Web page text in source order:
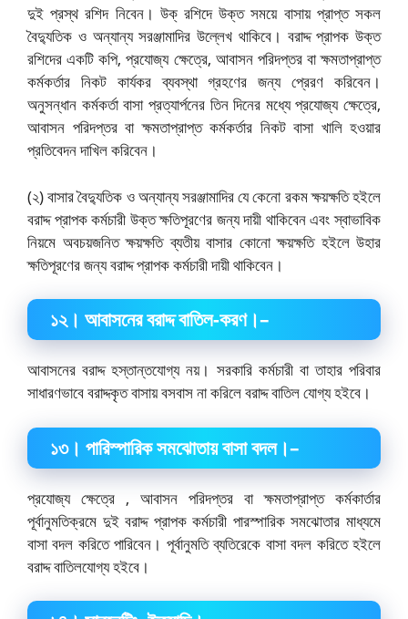
দুই প্রস্থ রশিদ নিবেন। উক্ রশিদে উক্ত সময়ে বাসায় প্রাপ্ত সকল
বৈদ্যুতিক ও অন্যান্য সরঞ্জামাদির উল্লেখ থাকিবে। বরাদ্দ প্রাপক উক্ত
রশিদের একটি কপি, প্রযোজ্য ক্ষেত্রে, আবাসন পরিদপ্তর বা ক্ষমতাপ্রাপ্ত
কর্মকর্তার নিকট কার্যকর ব্যবস্থা গ্রহণের জন্য প্রেরণ করিবেন।
অনুসন্ধান কর্মকর্তা বাসা প্রত্যার্পনের তিন দিনের মধ্যে প্রযোজ্য ক্ষেত্রে,
আবাসন পরিদপ্তর বা ক্ষমতাপ্রাপ্ত কর্মকর্তার নিকট বাসা খালি হওয়ার
প্রতিবেদন দাখিল করিবেন।
(২) বাসার বৈদ্যুতিক ও অন্যান্য সরঞ্জামাদির যে কেনো রকম ক্ষয়ক্ষতি হইলে
বরাদ্দ প্রাপক কর্মচারী উক্ত ক্ষতিপূরণের জন্য দায়ী থাকিবেন এবং স্বাভাবিক
নিয়মে অবচয়জনিত ক্ষয়ক্ষতি ব্যতীয় বাসার কোনো ক্ষয়ক্ষতি হইলে উহার
ক্ষতিপূরণের জন্য বরাদ্দ প্রাপক কর্মচারী দায়ী থাকিবেন।
১২। আবাসনের বরাদ্দ বাতিল-করণ।–
আবাসনের বরাদ্দ হস্তান্তযোগ্য নয়। সরকারি কর্মচারী বা তাহার পরিবার
সাধারণভাবে বরাদ্দকৃত বাসায় বসবাস না করিলে বরাদ্দ বাতিল যোগ্য হইবে।
১৩। পারিস্পারিক সমঝোতায় বাসা বদল।–
প্রযোজ্য ক্ষেত্রে , আবাসন পরিদপ্তর বা ক্ষমতাপ্রাপ্ত কর্মকার্তার
পূর্বানুমতিক্রমে দুই বরাদ্দ প্রাপক কর্মচারী পারস্পারিক সমঝোতার মাধ্যমে
বাসা বদল করিতে পারিবেন। পূর্বানুমতি ব্যতিরেকে বাসা বদল করিতে হইলে
বরাদ্দ বাতিলযোগ্য হইবে।